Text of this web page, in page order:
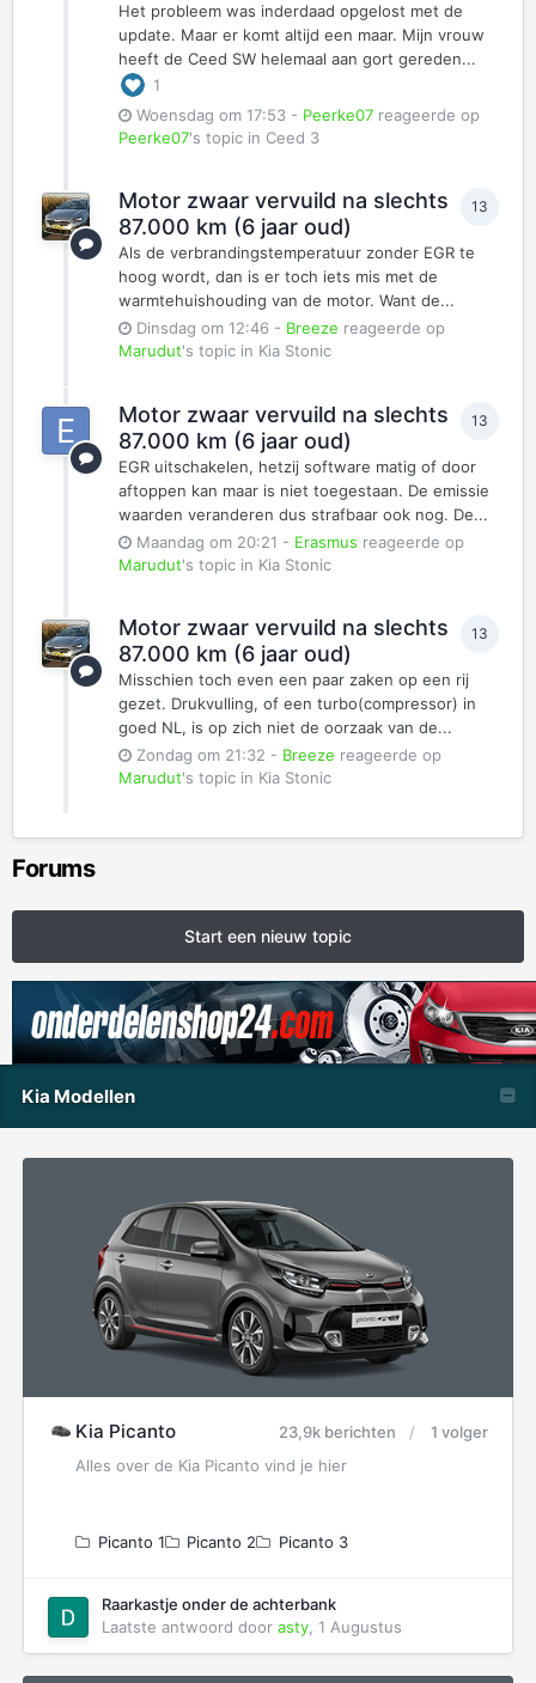
Het probleem was inderdaad opgelost met de
update. Maar er komt altijd een maar. Mijn vrouw
heeft de Ceed SW helemaal aan gort gereden...
1
Woensdag om 17:53 - Peerke07 reageerde op
Peerke07's topic in Ceed 3
13
Motor zwaar vervuild na slechts
87.000 km (6 jaar oud)
Als de verbrandingstemperatuur zonder EGR te
hoog wordt, dan is er toch iets mis met de
warmtehuishouding van de motor. Want de...
Dinsdag om 12:46 - Breeze reageerde op
Marudut's topic in Kia Stonic
13
Motor zwaar vervuild na slechts
87.000 km (6 jaar oud)
EGR uitschakelen, hetzij software matig of door
aftoppen kan maar is niet toegestaan. De emissie
waarden veranderen dus strafbaar ook nog. De...
Maandag om 20:21 - Erasmus reageerde op
Marudut's topic in Kia Stonic
13
Motor zwaar vervuild na slechts
87.000 km (6 jaar oud)
Misschien toch even een paar zaken op een rij
gezet. Drukvulling, of een turbo(compressor) in
goed NL, is op zich niet de oorzaak van de...
Zondag om 21:32 - Breeze reageerde op
Marudut's topic in Kia Stonic
Forums
Start een nieuw topic
Kia Modellen
Kia Picanto 23,9k berichten
1 volger
Alles over de Kia Picanto vind je hier
Picanto 1 Picanto 2 Picanto 3
Raarkastje onder de achterbank
Laatste antwoord door asty 1 Augustus